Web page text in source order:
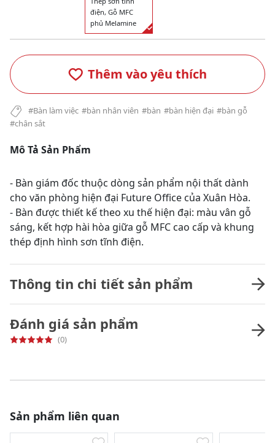
điện, Gỗ MFC
phủ Melamine
Thêm vào yêu thích
#Bàn làm việc #bàn nhân viên #bàn #bàn hiện đại #bàn gỗ
#chân sắt
Mô Tả Sản Phẩm
- Bàn giám đốc thuộc dòng sản phẩm nội thất dành
cho văn phòng hiện đại Future Office của Xuân Hòa.
- Bàn được thiết kế theo xu thế hiện đại: màu vân gỗ
sáng, kết hợp hài hòa giữa gỗ MFC cao cấp và khung
thép định hình sơn tĩnh điện.
Thông tin chi tiết sản phẩm
Đánh giá sản phẩm
(0)
Sản phẩm liên quan